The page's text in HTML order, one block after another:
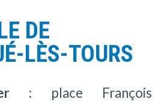
DE
LÈS-TOURS
: place François